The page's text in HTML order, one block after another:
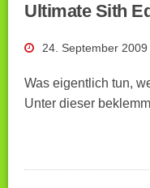
Ultimate Sith
24. September 2009
Was eigentlich tun,
Unter dieser